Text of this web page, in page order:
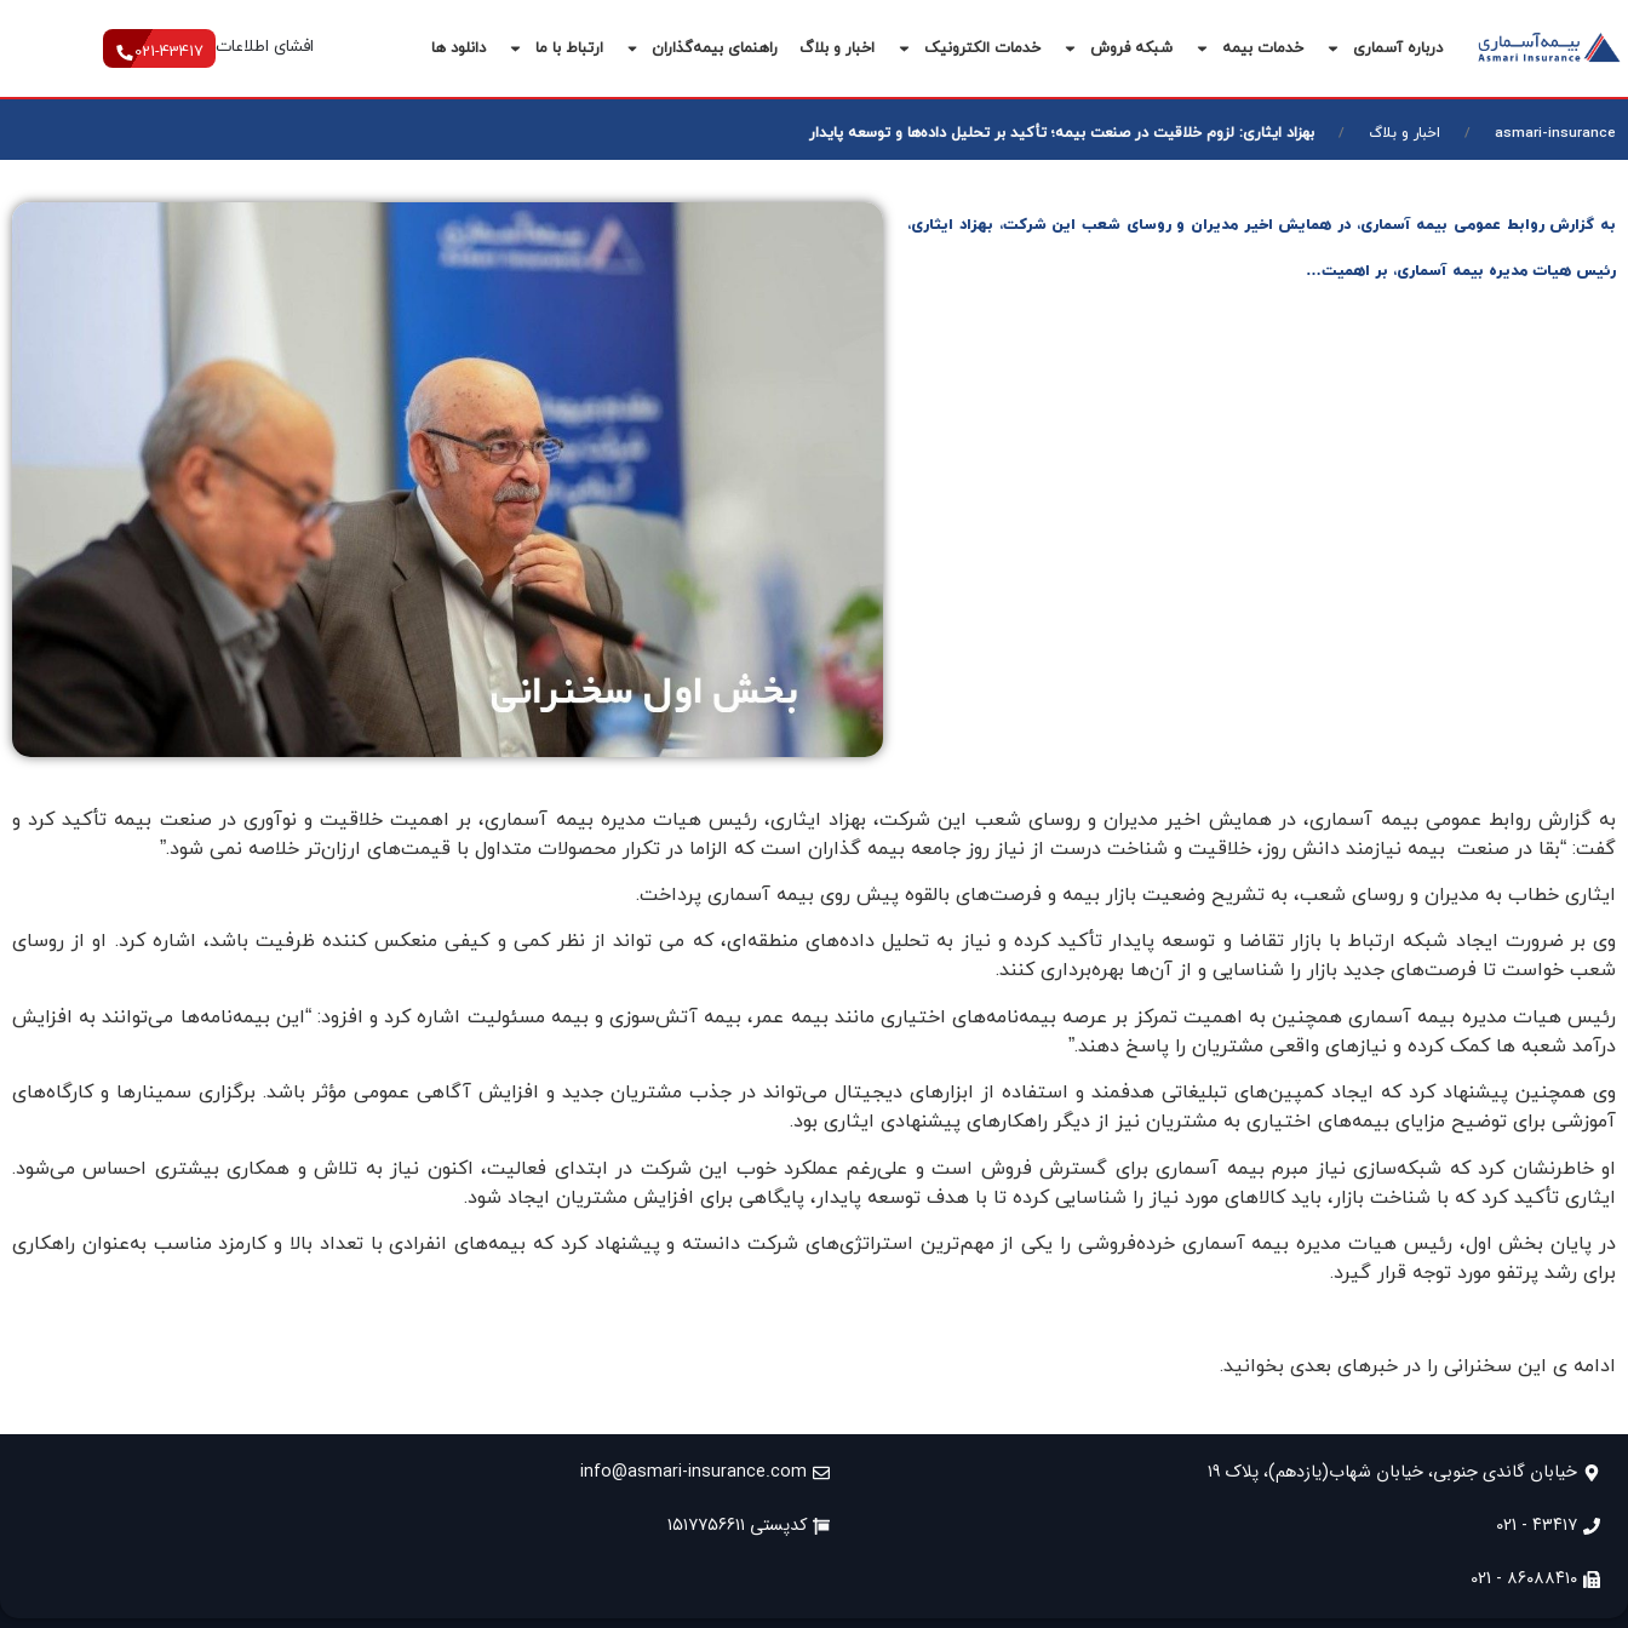
درباره آسماری خدمات بیمه شبکه فروش خدمات الکترونیک اخبار و بلاگ راهنمای بیمه‌گذاران ارتباط با ما دانلود ها افشای اطلاعات 021-43417
asmari-insurance اخبار و بلاگ بهزاد ایثاری: لزوم خلاقیت در صنعت بیمه؛ تأکید بر تحلیل داده‌ها و توسعه پایدار
به گزارش روابط عمومی بیمه آسماری، در همایش اخیر مدیران و روسای شعب این شرکت، بهزاد ایثاری،
رئیس هیات مدیره بیمه آسماری، بر اهمیت…
به گزارش روابط عمومی بیمه آسماری، در همایش اخیر مدیران و روسای شعب این شرکت، بهزاد ایثاری، رئیس هیات مدیره بیمه آسماری، بر اهمیت خلاقیت و نوآوری در صنعت بیمه تأکید کرد و
گفت: “بقا در صنعت بیمه نیازمند دانش روز، خلاقیت و شناخت درست از نیاز روز جامعه بیمه گذاران است که الزاما در تکرار محصولات متداول با قیمت‌های ارزان‌تر خلاصه نمی شود.”
ایثاری خطاب به مدیران و روسای شعب، به تشریح وضعیت بازار بیمه و فرصت‌های بالقوه پیش روی بیمه آسماری پرداخت.
وی بر ضرورت ایجاد شبکه ارتباط با بازار تقاضا و توسعه پایدار تأکید کرده و نیاز به تحلیل داده‌های منطقه‌ای، که می تواند از نظر کمی و کیفی منعکس کننده ظرفیت باشد، اشاره کرد. او از روسای
شعب خواست تا فرصت‌های جدید بازار را شناسایی و از آن‌ها بهره‌برداری کنند.
رئیس هیات مدیره بیمه آسماری همچنین به اهمیت تمرکز بر عرصه بیمه‌نامه‌های اختیاری مانند بیمه عمر، بیمه آتش‌سوزی و بیمه مسئولیت اشاره کرد و افزود: “این بیمه‌نامه‌ها می‌توانند به افزایش
درآمد شعبه ها کمک کرده و نیازهای واقعی مشتریان را پاسخ دهند.”
وی همچنین پیشنهاد کرد که ایجاد کمپین‌های تبلیغاتی هدفمند و استفاده از ابزارهای دیجیتال می‌تواند در جذب مشتریان جدید و افزایش آگاهی عمومی مؤثر باشد. برگزاری سمینارها و کارگاه‌های
آموزشی برای توضیح مزایای بیمه‌های اختیاری به مشتریان نیز از دیگر راهکارهای پیشنهادی ایثاری بود.
او خاطرنشان کرد که شبکه‌سازی نیاز مبرم بیمه آسماری برای گسترش فروش است و علی‌رغم عملکرد خوب این شرکت در ابتدای فعالیت، اکنون نیاز به تلاش و همکاری بیشتری احساس می‌شود.
ایثاری تأکید کرد که با شناخت بازار، باید کالاهای مورد نیاز را شناسایی کرده تا با هدف توسعه پایدار، پایگاهی برای افزایش مشتریان ایجاد شود.
در پایان بخش اول، رئیس هیات مدیره بیمه آسماری خرده‌فروشی را یکی از مهم‌ترین استراتژی‌های شرکت دانسته و پیشنهاد کرد که بیمه‌های انفرادی با تعداد بالا و کارمزد مناسب به‌عنوان راهکاری
برای رشد پرتفو مورد توجه قرار گیرد.
ادامه ی این سخنرانی را در خبرهای بعدی بخوانید.
خیابان گاندی جنوبی، خیابان شهاب(یازدهم)، پلاک ۱۹
۴۳۴۱۷ - 021
۸۶۰۸۸۴۱۰ - 021
info@asmari-insurance.com
کدپستی ۱۵۱۷۷۵۶۶۱۱